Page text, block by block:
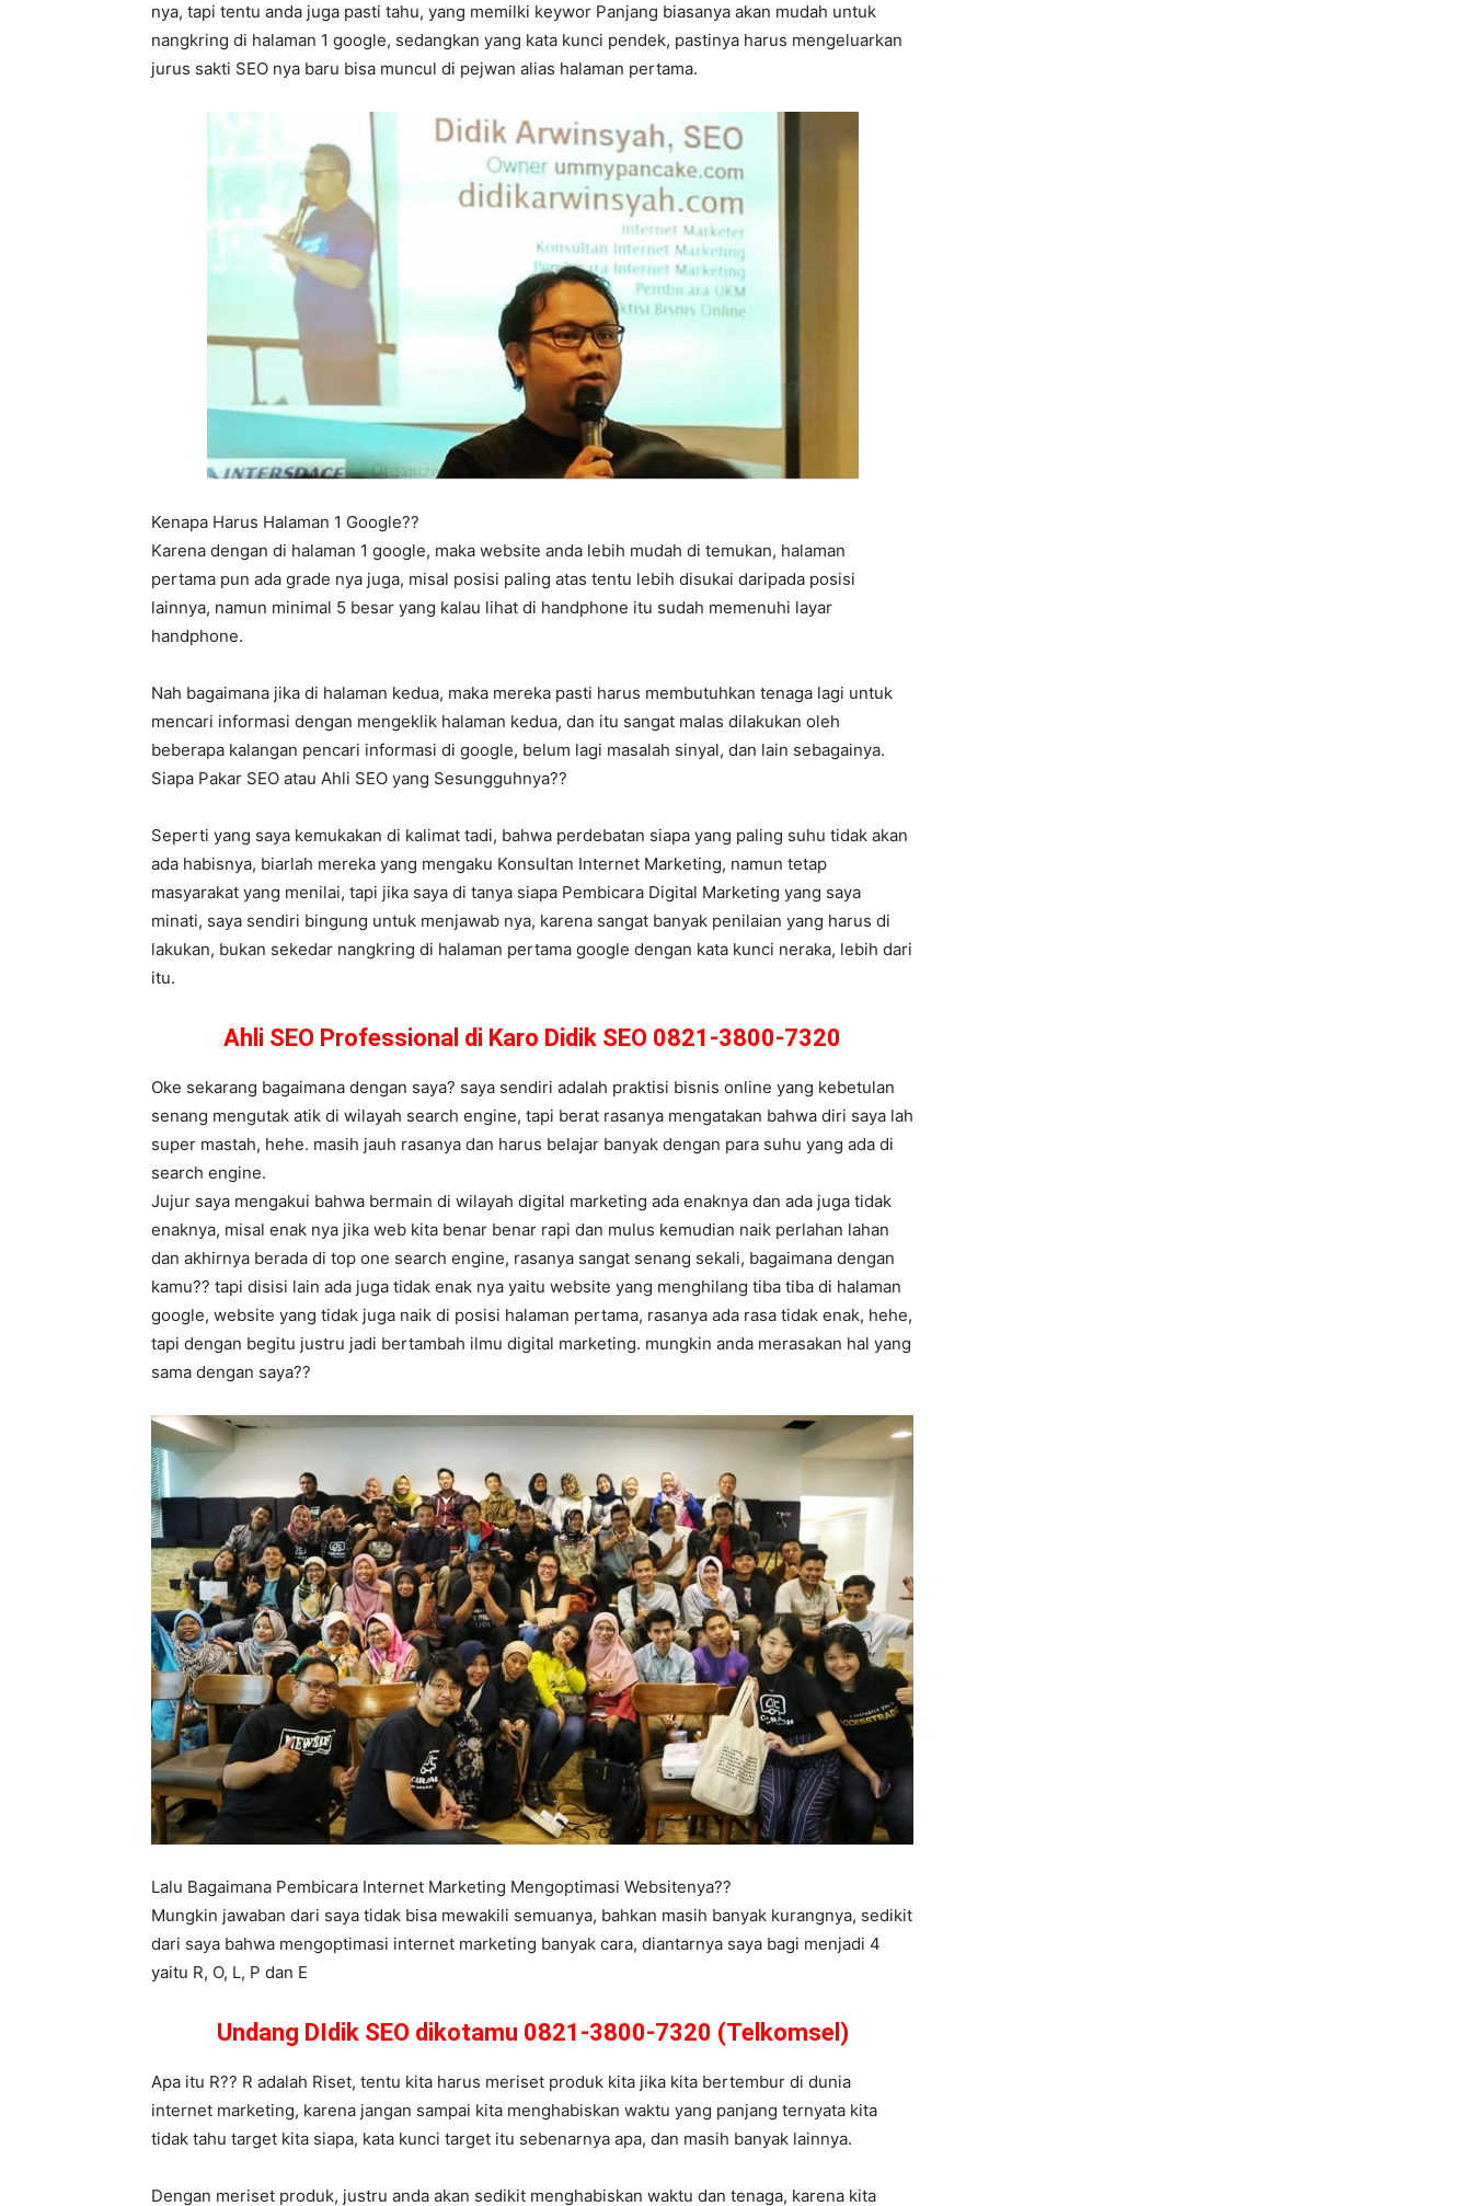
nya, tapi tentu anda juga pasti tahu, yang memilki keywor Panjang biasanya akan mudah untuk
nangkring di halaman 1 google, sedangkan yang kata kunci pendek, pastinya harus mengeluarkan
jurus sakti SEO nya baru bisa muncul di pejwan alias halaman pertama.
Kenapa Harus Halaman 1 Google??
Karena dengan di halaman 1 google, maka website anda lebih mudah di temukan, halaman
pertama pun ada grade nya juga, misal posisi paling atas tentu lebih disukai daripada posisi
lainnya, namun minimal 5 besar yang kalau lihat di handphone itu sudah memenuhi layar
handphone.
Nah bagaimana jika di halaman kedua, maka mereka pasti harus membutuhkan tenaga lagi untuk
mencari informasi dengan mengeklik halaman kedua, dan itu sangat malas dilakukan oleh
beberapa kalangan pencari informasi di google, belum lagi masalah sinyal, dan lain sebagainya.
Siapa Pakar SEO atau Ahli SEO yang Sesungguhnya??
Seperti yang saya kemukakan di kalimat tadi, bahwa perdebatan siapa yang paling suhu tidak akan
ada habisnya, biarlah mereka yang mengaku Konsultan Internet Marketing, namun tetap
masyarakat yang menilai, tapi jika saya di tanya siapa Pembicara Digital Marketing yang saya
minati, saya sendiri bingung untuk menjawab nya, karena sangat banyak penilaian yang harus di
lakukan, bukan sekedar nangkring di halaman pertama google dengan kata kunci neraka, lebih dari
itu.
Ahli SEO Professional di Karo Didik SEO 0821-3800-7320
Oke sekarang bagaimana dengan saya? saya sendiri adalah praktisi bisnis online yang kebetulan
senang mengutak atik di wilayah search engine, tapi berat rasanya mengatakan bahwa diri saya lah
super mastah, hehe. masih jauh rasanya dan harus belajar banyak dengan para suhu yang ada di
search engine.
Jujur saya mengakui bahwa bermain di wilayah digital marketing ada enaknya dan ada juga tidak
enaknya, misal enak nya jika web kita benar benar rapi dan mulus kemudian naik perlahan lahan
dan akhirnya berada di top one search engine, rasanya sangat senang sekali, bagaimana dengan
kamu?? tapi disisi lain ada juga tidak enak nya yaitu website yang menghilang tiba tiba di halaman
google, website yang tidak juga naik di posisi halaman pertama, rasanya ada rasa tidak enak, hehe,
tapi dengan begitu justru jadi bertambah ilmu digital marketing. mungkin anda merasakan hal yang
sama dengan saya??
Lalu Bagaimana Pembicara Internet Marketing Mengoptimasi Websitenya??
Mungkin jawaban dari saya tidak bisa mewakili semuanya, bahkan masih banyak kurangnya, sedikit
dari saya bahwa mengoptimasi internet marketing banyak cara, diantarnya saya bagi menjadi 4
yaitu R, O, L, P dan E
Undang DIdik SEO dikotamu 0821-3800-7320 (Telkomsel)
Apa itu R?? R adalah Riset, tentu kita harus meriset produk kita jika kita bertembur di dunia
internet marketing, karena jangan sampai kita menghabiskan waktu yang panjang ternyata kita
tidak tahu target kita siapa, kata kunci target itu sebenarnya apa, dan masih banyak lainnya.
Dengan meriset produk, justru anda akan sedikit menghabiskan waktu dan tenaga, karena kita